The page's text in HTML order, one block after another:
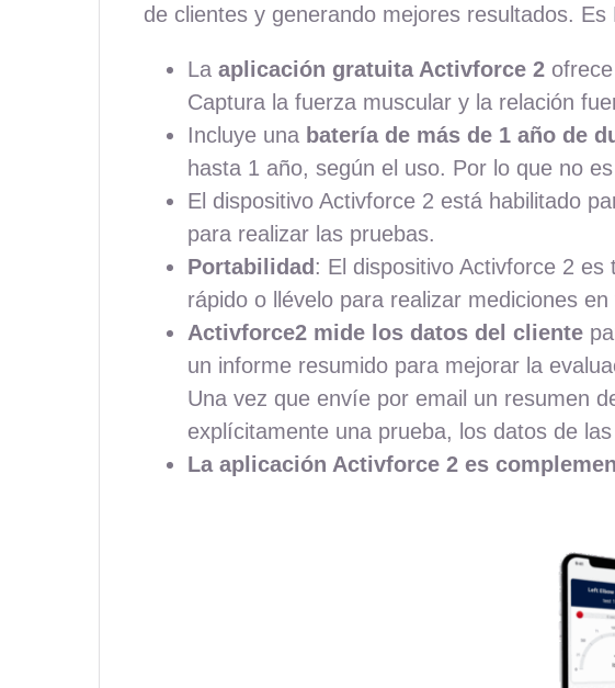
de clientes y generando mejores resultados.
La aplicación gratuita Activforce 2ofrece
Captura la fuerza muscular y la relación
Incluye una batería de más de 1 año de
hasta 1 año, según el uso. Por lo que no
El dispositivo Activforce 2 está habilitado
para realizar las pruebas.
Portabilidad: El dispositivo Activforce 2
rápido o llévelo para realizar mediciones en
Activforce2 mide los datos del cliente
un informe resumido para mejorar la
Una vez que envíe por email un resumen
explícitamente una prueba, los datos de
La aplicación Activforce 2 es